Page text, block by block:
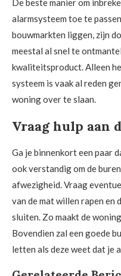
De beste manier om
alarmsysteem toe te
bouwmarkten liggen, zijn
meestal al snel te
kwaliteitsproduct. Alleen
systeem is vaak al reden
woning over te slaan.
Vraag hulp aan
Ga je binnenkort een paar
ook verstandig om de
afwezigheid. Vraag
van de mat willen rapen en
sluiten. Zo maakt de
Bovendien zal een goede
letten als deze weet dat je